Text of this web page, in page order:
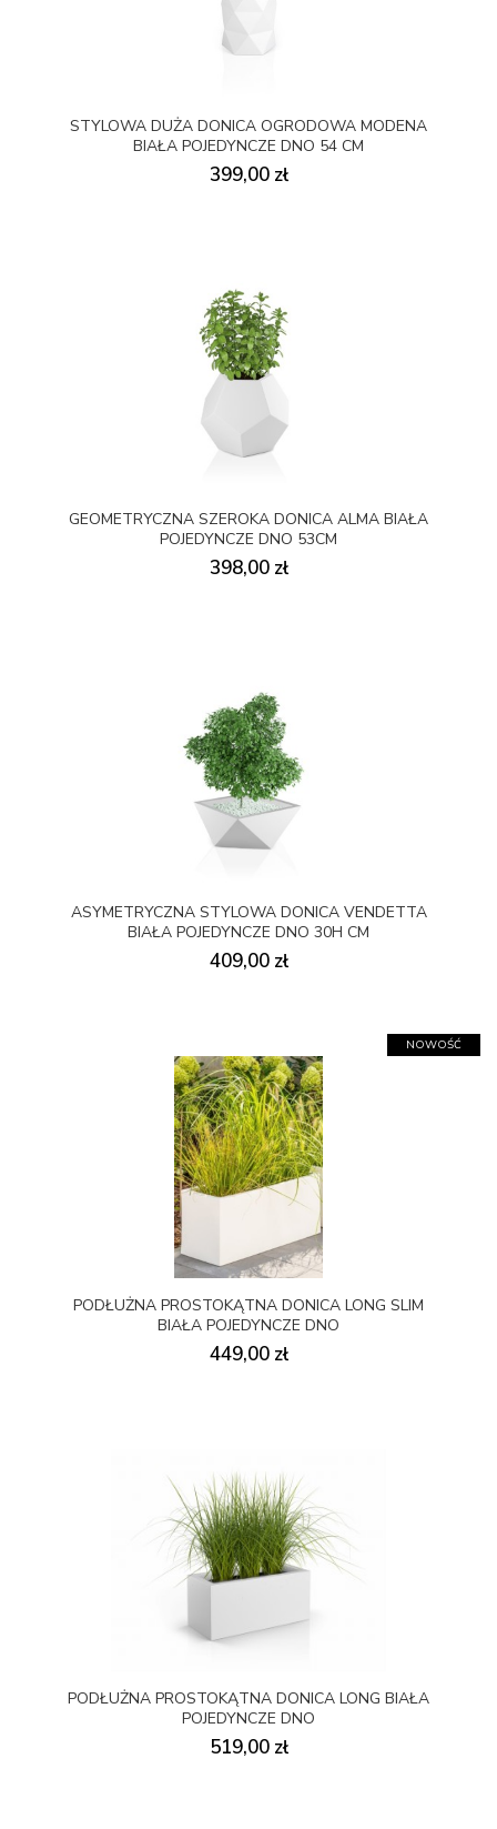
STYLOWA DUŻA DONICA OGRODOWA MODENA
BIAŁA POJEDYNCZE DNO 54 CM
399,00 zł
GEOMETRYCZNA SZEROKA DONICA ALMA BIAŁA
POJEDYNCZE DNO 53CM
398,00 zł
ASYMETRYCZNA STYLOWA DONICA VENDETTA
BIAŁA POJEDYNCZE DNO 30H CM
409,00 zł
PODŁUŻNA PROSTOKĄTNA DONICA LONG SLIM
BIAŁA POJEDYNCZE DNO
449,00 zł
NOWOŚĆ
PODŁUŻNA PROSTOKĄTNA DONICA LONG BIAŁA
POJEDYNCZE DNO
519,00 zł